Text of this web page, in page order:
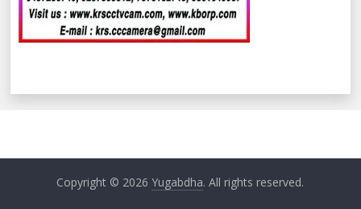
Copyright © 2026Yugabdha. All rights reserved.